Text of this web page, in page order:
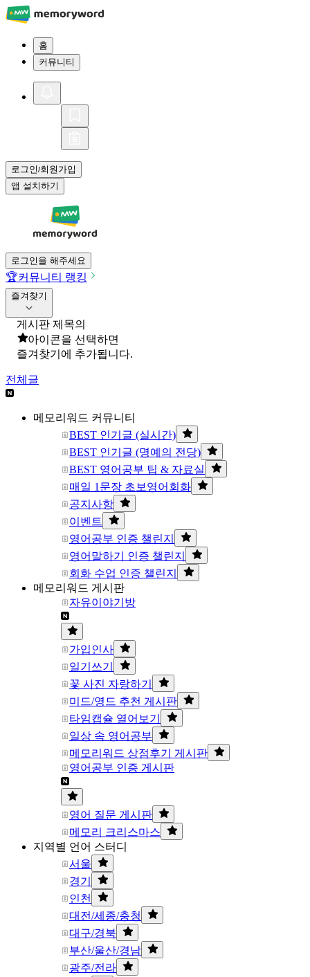
홈
커뮤니티
로그인/회원가입
앱 설치하기
로그인을 해주세요
🏆커뮤니티 랭킹
즐겨찾기
게시판 제목의
아이콘을 선택하면
즐겨찾기에 추가됩니다.
전체글
메모리워드 커뮤니티
BEST 인기글 (실시간)
BEST 인기글 (명예의 전당)
BEST 영어공부 팁 & 자료실
매일 1문장 초보영어회화
공지사항
이벤트
영어공부 인증 챌린지
영어말하기 인증 챌린지
회화 수업 인증 챌린지
메모리워드 게시판
자유이야기방
가입인사
일기쓰기
꽃 사진 자랑하기
미드/영드 추천 게시판
타임캡슐 열어보기
일상 속 영어공부
메모리워드 상점후기 게시판
영어공부 인증 게시판
영어 질문 게시판
메모리 크리스마스
지역별 언어 스터디
서울
경기
인천
대전/세종/충청
대구/경북
부산/울산/경남
광주/전라